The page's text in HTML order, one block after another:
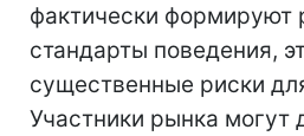
фактически формируют
стандарты поведения,
существенные риски
Участники рынка могут